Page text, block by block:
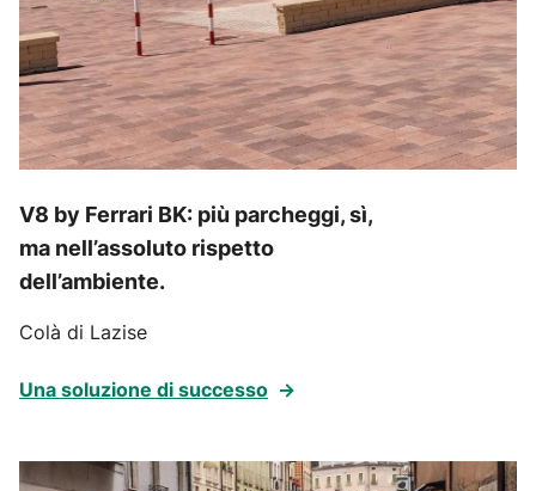
V8 by Ferrari BK: più parcheggi, sì,
ma nell’assoluto rispetto
dell’ambiente.
Colà di Lazise
Una soluzione di successo →